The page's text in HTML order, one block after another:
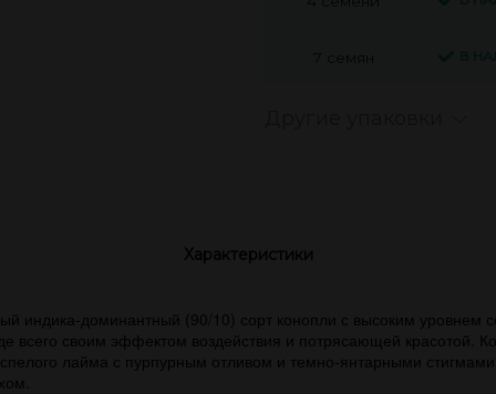
Характеристики
индика-доминантный (90/10) сорт конопли с высоким
всего своим эффектом воздействия и потрясающей красотой.
лайма с пурпурным отливом и темно-янтарными